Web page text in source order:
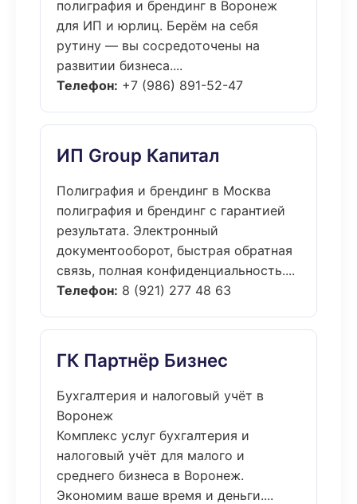
полиграфия и брендинг в Воронеж
для ИП и юрлиц. Берём на себя
рутину — вы сосредоточены на
развитии бизнеса....
Телефон: +7 (986) 891-52-47
ИП Group Капитал
Полиграфия и брендинг в Москва
полиграфия и брендинг с гарантией
результата. Электронный
документооборот, быстрая обратная
связь, полная конфиденциальность....
Телефон: 8 (921) 277 48 63
ГК Партнёр Бизнес
Бухгалтерия и налоговый учёт в
Воронеж
Комплекс услуг бухгалтерия и
налоговый учёт для малого и
среднего бизнеса в Воронеж.
Экономим ваше время и деньги....